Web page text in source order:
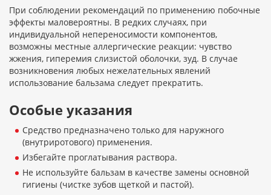
При соблюдении рекомендаций по применению побочные
эффекты маловероятны. В редких случаях, при
индивидуальной непереносимости компонентов,
возможны местные аллергические реакции: чувство
жжения, гиперемия слизистой оболочки, зуд. В случае
возникновения любых нежелательных явлений
использование бальзама следует прекратить.
Особые указания
Средство предназначено только для наружного
(внутриротового) применения.
Избегайте проглатывания раствора.
Не используйте бальзам в качестве замены основной
гигиены (чистке зубов щеткой и пастой).